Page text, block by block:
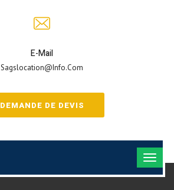
E-Mail
Sagslocation@info.com
DEMANDE DE DEVIS